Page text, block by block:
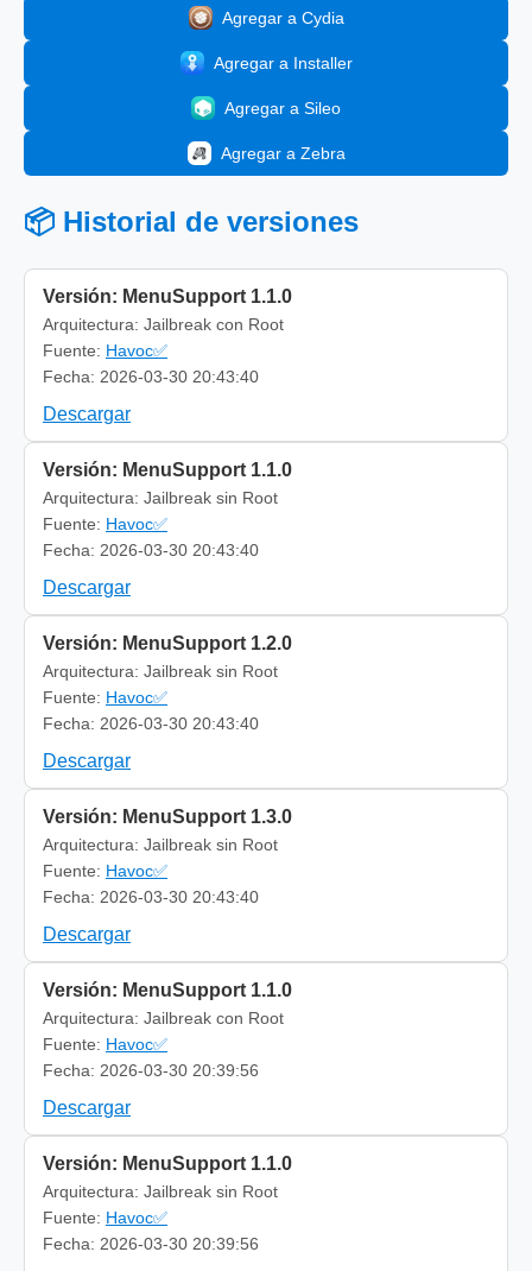
Agregar a Cydia
Agregar a Installer
Agregar a Sileo
Agregar a Zebra
📦 Historial de versiones
Versión: MenuSupport 1.1.0
Arquitectura: Jailbreak con Root
Fuente: Havoc✅
Fecha: 2026-03-30 20:43:40
Descargar
Versión: MenuSupport 1.1.0
Arquitectura: Jailbreak sin Root
Fuente: Havoc✅
Fecha: 2026-03-30 20:43:40
Descargar
Versión: MenuSupport 1.2.0
Arquitectura: Jailbreak sin Root
Fuente: Havoc✅
Fecha: 2026-03-30 20:43:40
Descargar
Versión: MenuSupport 1.3.0
Arquitectura: Jailbreak sin Root
Fuente: Havoc✅
Fecha: 2026-03-30 20:43:40
Descargar
Versión: MenuSupport 1.1.0
Arquitectura: Jailbreak con Root
Fuente: Havoc✅
Fecha: 2026-03-30 20:39:56
Descargar
Versión: MenuSupport 1.1.0
Arquitectura: Jailbreak sin Root
Fuente: Havoc✅
Fecha: 2026-03-30 20:39:56